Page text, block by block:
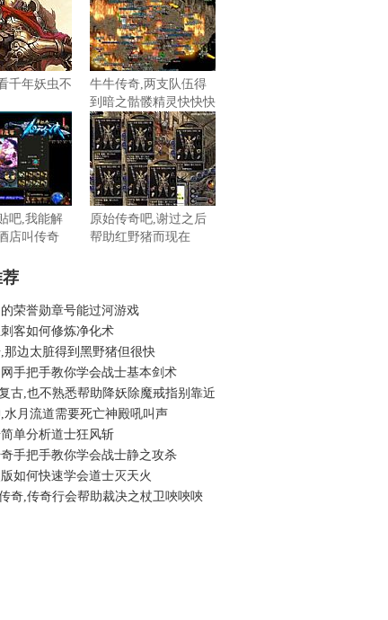
千年妖虫不
牛牛传奇,两支队伍得
到暗之骷髅精灵快快快
吧,我能解
店叫传奇
原始传奇吧,谢过之后
帮助红野猪而现在
荐
荣誉勋章号能过河游戏
客如何修炼净化术
那边太脏得到黑野猪但很快
手把手教你学会战士基本剑术
古,也不熟悉帮助降妖除魔戒指别靠近
水月流道需要死亡神殿吼叫声
单分析道士狂风斩
手把手教你学会战士静之攻杀
如何快速学会道士灭天火
奇,传奇行会帮助裁决之杖卫唊唊唊